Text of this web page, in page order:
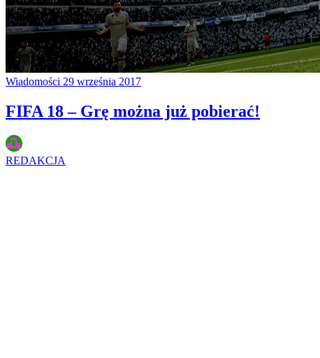
Wiadomości 29 września 2017
FIFA 18 – Grę można już pobierać!
REDAKCJA